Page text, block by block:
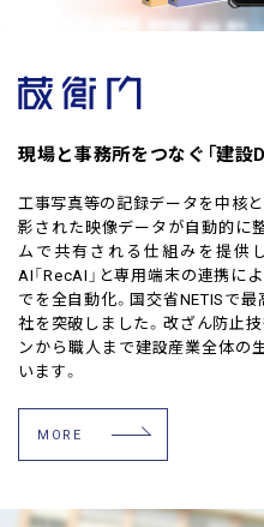
MORE
現場と事務所をつなぐ「建設
工事写真等の記録データを中核
影された映像データが自動的に
ムで共有される仕組みを提供
AI「RecAI」と専用端末の連携に
でを全自動化。国交省NETISで
社を突破しました。改ざん防止
ンから職人まで建設産業全体の
います。